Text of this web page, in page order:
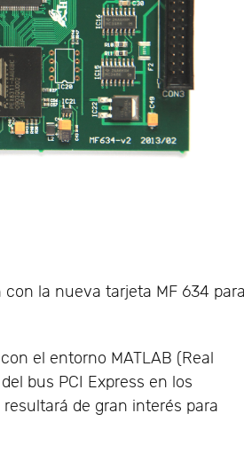
la nueva tarjeta MF 634
el entorno MATLAB (Real
bus PCI Express en los
de gran interés para